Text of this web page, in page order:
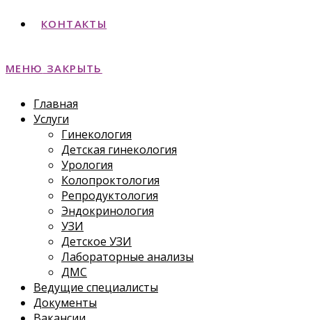
КОНТАКТЫ
МЕНЮ ЗАКРЫТЬ
Главная
Услуги
Гинекология
Детская гинекология
Урология
Колопроктология
Репродуктология
Эндокринология
УЗИ
Детское УЗИ
Лабораторные анализы
ДМС
Ведущие специалисты
Документы